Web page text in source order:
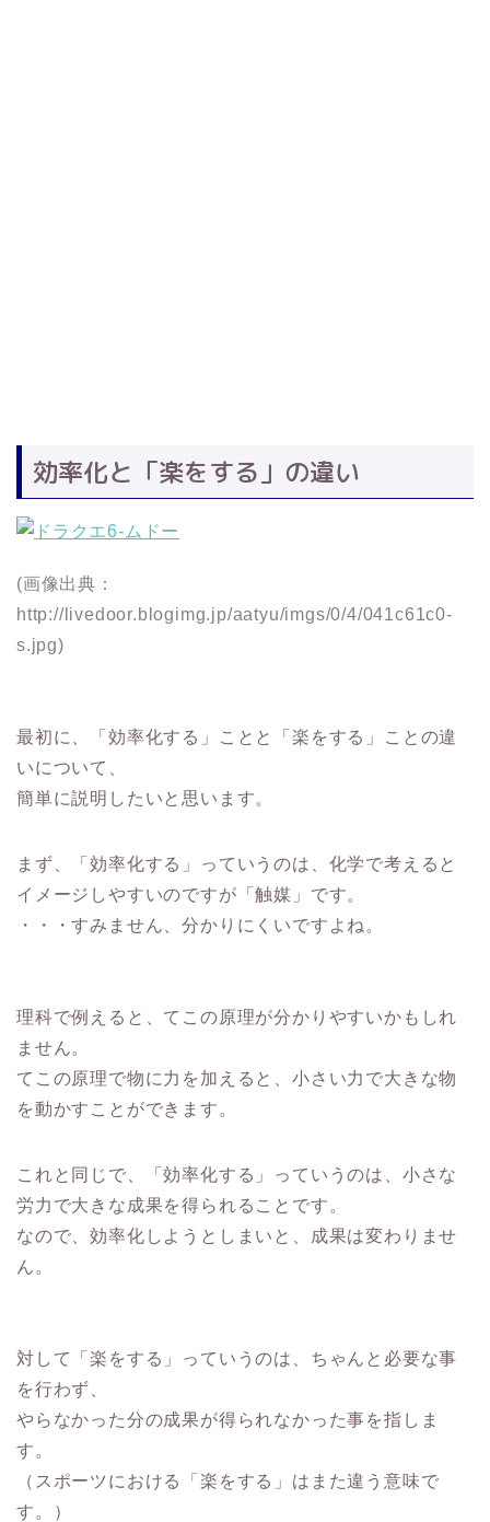
効率化と「楽をする」の違い
(画像出典：
http://livedoor.blogimg.jp/aatyu/imgs/0/4/041c61c0-
s.jpg)
最初に、「効率化する」ことと「楽をする」ことの違
いについて、
簡単に説明したいと思います。
まず、「効率化する」っていうのは、化学で考えると
イメージしやすいのですが「触媒」です。
・・・すみません、分かりにくいですよね。
理科で例えると、てこの原理が分かりやすいかもしれ
ません。
てこの原理で物に力を加えると、小さい力で大きな物
を動かすことができます。
これと同じで、「効率化する」っていうのは、小さな
労力で大きな成果を得られることです。
なので、効率化しようとしまいと、成果は変わりませ
ん。
対して「楽をする」っていうのは、ちゃんと必要な事
を行わず、
やらなかった分の成果が得られなかった事を指しま
す。
（スポーツにおける「楽をする」はまた違う意味で
す。）